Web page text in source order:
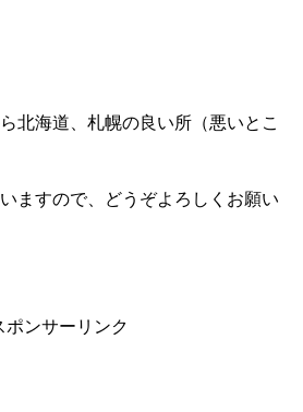
北海道、札幌の良い所（悪いとこ
ますので、どうぞよろしくお願い
ポンサーリンク